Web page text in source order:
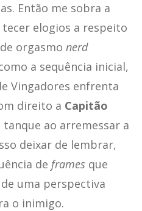
Então me sobra a
elogios a respeito
orgasmo nerd
a sequência inicial,
Vingadores enfrenta
direito a Capitão
ao arremessar a
deixar de lembrar,
de frames que
uma perspectiva
o inimigo.